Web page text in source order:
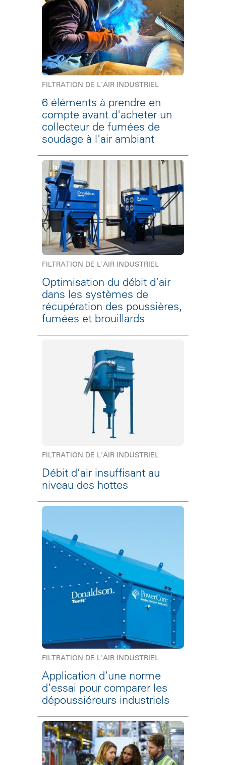
FILTRATION DE L'AIR INDUSTRIEL
6 éléments à prendre en
compte avant d'acheter un
collecteur de fumées de
soudage à l'air ambiant
FILTRATION DE L'AIR INDUSTRIEL
Optimisation du débit d’air
dans les systèmes de
récupération des poussières,
fumées et brouillards
FILTRATION DE L'AIR INDUSTRIEL
Débit d’air insuffisant au
niveau des hottes
FILTRATION DE L'AIR INDUSTRIEL
Application d’une norme
d’essai pour comparer les
dépoussiéreurs industriels